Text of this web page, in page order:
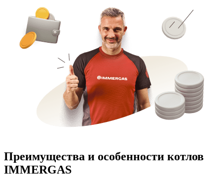
Преимущества и особенности котлов
IMMERGAS